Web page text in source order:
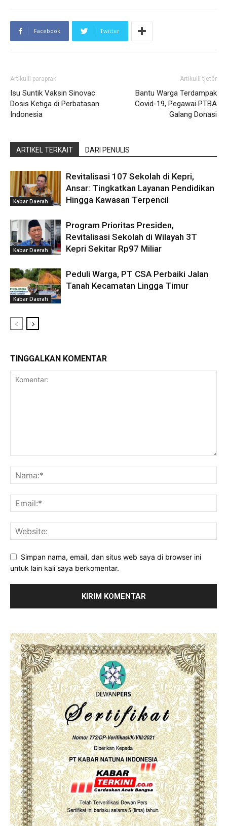
Facebook Twitter
Artikulli paraprak
Isu Suntik Vaksin Sinovac
Dosis Ketiga di Perbatasan
Indonesia
Artikulli tjetër
Bantu Warga Terdampak
Covid-19, Pegawai PTBA
Galang Donasi
ARTIKEL TERKAIT DARI PENULIS
Kabar Daerah
Revitalisasi 107 Sekolah di Kepri,
Ansar: Tingkatkan Layanan Pendidikan
Hingga Kawasan Terpencil
Kabar Daerah
Program Prioritas Presiden,
Revitalisasi Sekolah di Wilayah 3T
Kepri Sekitar Rp97 Miliar
Kabar Daerah
Peduli Warga, PT CSA Perbaiki Jalan
Tanah Kecamatan Lingga Timur
TINGGALKAN KOMENTAR
Simpan nama, email, dan situs web saya di browser ini
untuk lain kali saya berkomentar.